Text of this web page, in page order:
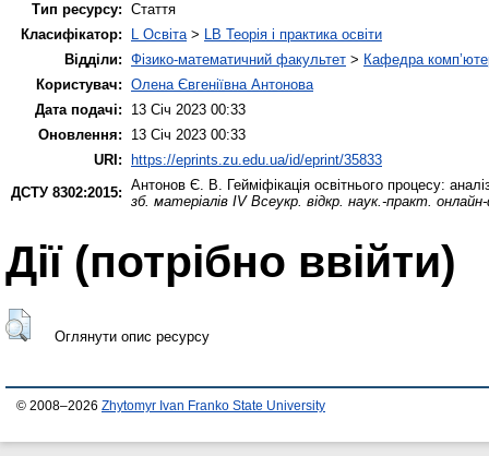
Тип ресурсу: Стаття
Класифікатор:
L Освіта> LB Теорія і практика освіти
Відділи: Фізико-математичний факультет > Кафедра
Користувач: Олена Євгеніївна Антонова
Дата подачі:
13 Січ 2023 00:33
Оновлення:
13 Січ 2023 00:33
URI:
https://eprints.zu.edu.ua/id/eprint/35833
ДСТУ 8302:2015: Антонов Є. В. Гейміфікація освітнього процесу:
зб. матеріалів ІV Всеукр. відкр. наук.-практ.
Дії ​​(потрібно ввійти)
Оглянути опис ресурсу
© 2008–2026 Zhytomyr Ivan Franko State University